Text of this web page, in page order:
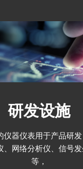
研发设施
仪器仪表用于产品研
、网络分析仪、信号
等，